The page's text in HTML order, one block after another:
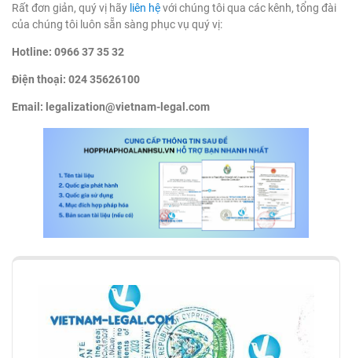
Rất đơn giản, quý vị hãy liên hệvới chúng tôi qua các kênh, tổng đài
của chúng tôi luôn sẵn sàng phục vụ quý vị:
Hotline: 0966 37 35 32
Điện thoại: 024 35626100
Email: legalization@vietnam-legal.com